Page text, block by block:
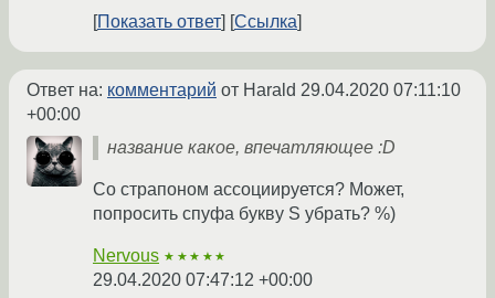
Показать ответ
Ссылка
Ответ на: комментарий от Harald 29.04.2020 07:11:10
+00:00
название какое, впечатляющее :D
Со страпоном ассоциируется? Может,
попросить спуфа букву S убрать? %)
Nervous ★★★★★
29.04.2020 07:47:12 +00:00